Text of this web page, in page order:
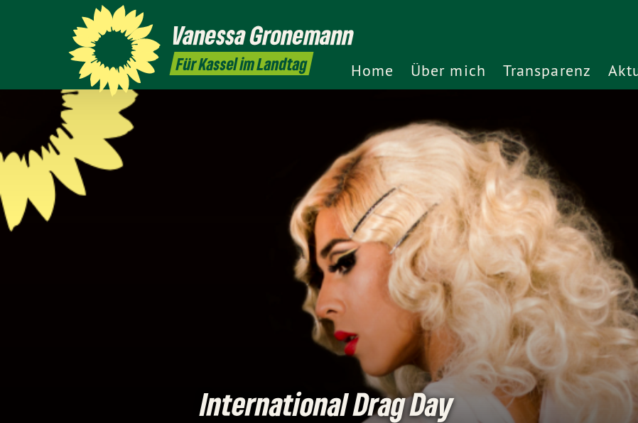
VanessaGronemann
Für Kassel im Landtag Home Über mich Transparenz
International Drag Day